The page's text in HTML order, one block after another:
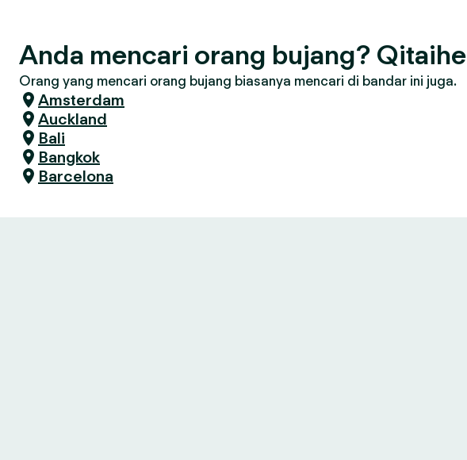
Anda mencari orang bujang? Qitaihe
Orang yang mencari orang bujang biasanya mencari di bandar ini juga.
Amsterdam
Auckland
Bali
Bangkok
Barcelona